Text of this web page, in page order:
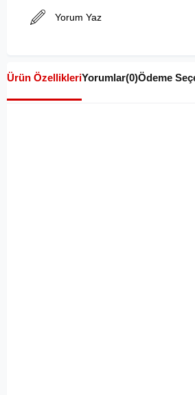
Yorum Yaz
Ürün ÖzellikleriYorumlar(0)Ödeme